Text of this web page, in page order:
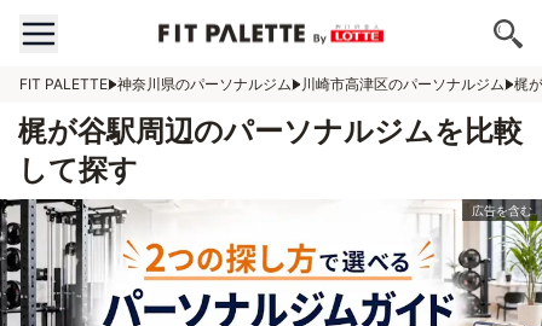
FIT PALETTE 神奈川県のパーソナルジム 川崎市高津区のパーソナルジム 梶
梶が谷駅周辺のパーソナルジムを比較
して探す